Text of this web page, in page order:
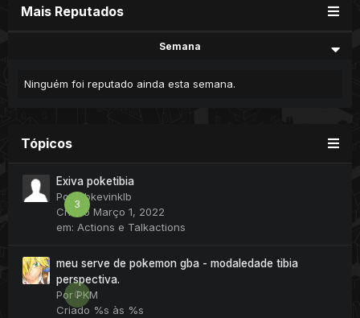
Mais Reputados
Semana
Ninguém foi reputado ainda esta semana.
Tópicos
3
Exiva poketibia
Por klbkevinklb
Criado Março 1, 2022
em: Actions e Talkactions
0
meu serve de pokemon gba - modaledade tibia
perspectiva.
PorPKM
Criado %s às %s